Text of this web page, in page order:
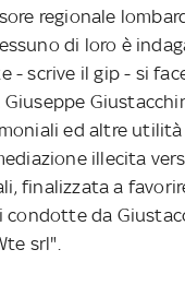
regionale
di loro è
- scrive il gip - si
ed altre utilità
illecita
finalizzata a
condotte da
srl".